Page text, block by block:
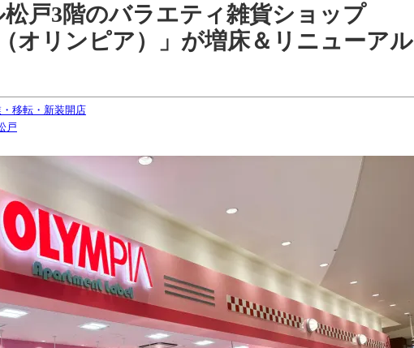
戸3階のバラエティ雑貨ショップ
オリンピア）」が増床＆リニューアル
移転・新装開店
戸